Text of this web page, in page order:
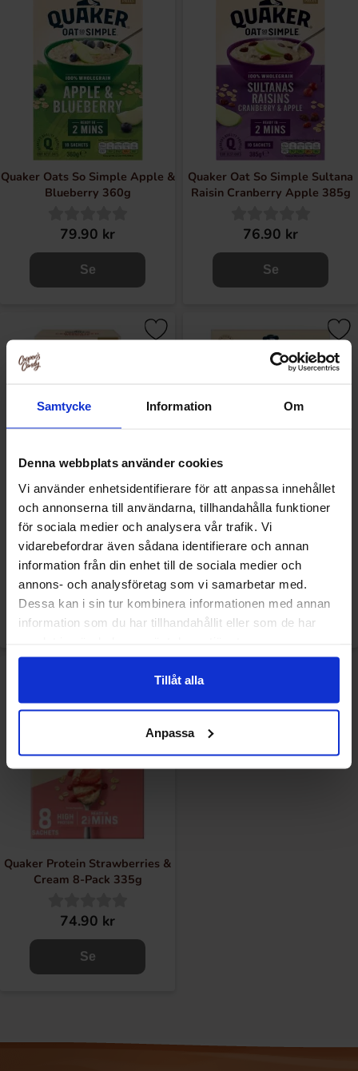
Samtycke Information Om
Denna webbplats använder cookies
Vi använder enhetsidentifierare för att anpassa innehållet
och annonserna till användarna, tillhandahålla funktioner
för sociala medier och analysera vår trafik. Vi
vidarebefordrar även sådana identifierare och annan
information från din enhet till de sociala medier och
annons- och analysföretag som vi samarbetar med.
Dessa kan i sin tur kombinera informationen med annan
information som du har tillhandahållit eller som de har
Tillåt alla
Anpassa
Quaker mærket fortsætter med at være et velkendt og
respekteret mærke i fødevareindustrien, og er stadig kendt
for sin kvalitet og pålidelighed, især i USA. Her finder du
Quaker Oats i masser af forskellige smagsvarianter, som
Golden Syrup, Sultana Raisin, Banana, Apple & Blueberry
og selvfølgelig Original. Quaker Oats er den perfekte
morgenmad - let at tilberede, næringsrig og kan smages
med alle mulige forskellige tilbehør!
Quaker Oats So Simple Apple &
Blueberry 360g
79.90 kr
Se
Quaker Oat So Simple Sultana
Raisin Cranberry Apple 385g
76.90 kr
Se
Quaker Oats So Simple
Caramelised Biscuit 334g
74.90 kr
Quaker Protein Peanut Butter
8-Pack 344g
74.90 kr
Quaker Protein Strawberries &
Cream 8-Pack 335g
74.90 kr
Se